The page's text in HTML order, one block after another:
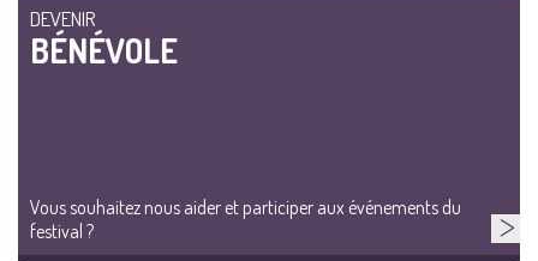
DEVENIR
BÉNÉVOLE
Vous souhaitez nous aider et participer aux événements du
festival ?